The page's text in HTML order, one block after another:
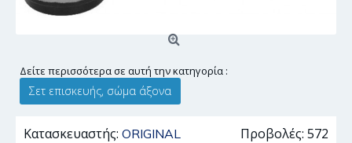
Δείτε περισσότερα σε αυτή την κατηγορία :
Σετ επισκευής, σώμα άξονα
Προβολές: 572
Κατασκευαστής: ORIGINAL